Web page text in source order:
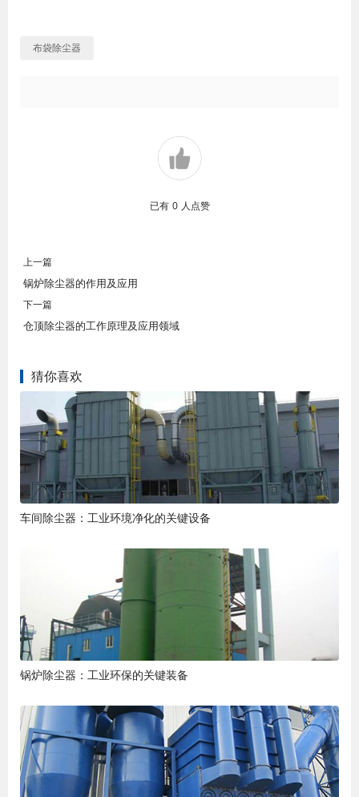
布袋除尘器
已有 0 人点赞
上一篇
锅炉除尘器的作用及应用
下一篇
仓顶除尘器的工作原理及应用领域
猜你喜欢
车间除尘器：工业环境净化的关键设备
锅炉除尘器：工业环保的关键装备